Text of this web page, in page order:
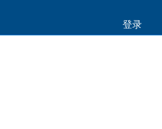
登录